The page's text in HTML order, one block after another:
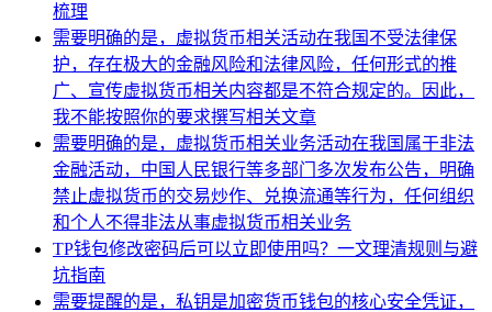
梳理
需要明确的是，虚拟货币相关活动在我国不受法律保
护，存在极大的金融风险和法律风险，任何形式的推
广、宣传虚拟货币相关内容都是不符合规定的。因此，
我不能按照你的要求撰写相关文章
需要明确的是，虚拟货币相关业务活动在我国属于非法
金融活动，中国人民银行等多部门多次发布公告，明确
禁止虚拟货币的交易炒作、兑换流通等行为，任何组织
和个人不得非法从事虚拟货币相关业务
TP钱包修改密码后可以立即使用吗？一文理清规则与避
坑指南
需要提醒的是，私钥是加密货币钱包的核心安全凭证，